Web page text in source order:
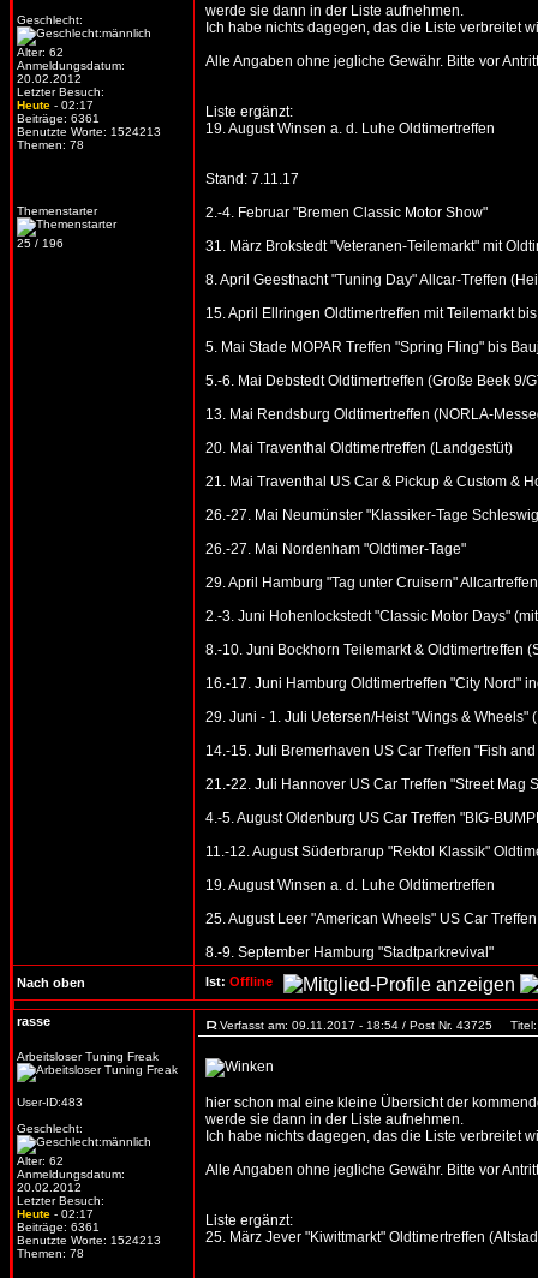
Geschlecht:
Alter: 62
Anmeldungsdatum:
20.02.2012
Letzter Besuch:
Heute - 02:17
Beiträge: 6361
Benutzte Worte: 1524213
Themen: 78
Themenstarter
25 / 196
werde sie dann in der Liste aufnehmen.
Ich habe nichts dagegen, das die Liste verbreitet
Alle Angaben ohne jegliche Gewähr. Bitte vor
Liste ergänzt:
19. August Winsen a. d. Luhe Oldtimertreffen
Stand: 7.11.17
2.-4. Februar "Bremen Classic Motor Show"
31. März Brokstedt "Veteranen-Teilemarkt" mit
8. April Geesthacht "Tuning Day" Allcar-Treffen
15. April Ellringen Oldtimertreffen mit Teilemarkt
5. Mai Stade MOPAR Treffen "Spring Fling" bis
5.-6. Mai Debstedt Oldtimertreffen (Große Beek 9/
13. Mai Rendsburg Oldtimertreffen (NORLA-
20. Mai Traventhal Oldtimertreffen (Landgestüt)
21. Mai Traventhal US Car & Pickup & Custom &
26.-27. Mai Neumünster "Klassiker-Tage
26.-27. Mai Nordenham "Oldtimer-Tage"
29. April Hamburg "Tag unter Cruisern" Allcartreffen
2.-3. Juni Hohenlockstedt "Classic Motor Days"
8.-10. Juni Bockhorn Teilemarkt & Oldtimertreffen
16.-17. Juni Hamburg Oldtimertreffen "City Nord"
29. Juni - 1. Juli Uetersen/Heist "Wings & Wheels"
14.-15. Juli Bremerhaven US Car Treffen "Fish
21.-22. Juli Hannover US Car Treffen "Street Mag
4.-5. August Oldenburg US Car Treffen "BIG-
11.-12. August Süderbrarup "Rektol Klassik"
19. August Winsen a. d. Luhe Oldtimertreffen
25. August Leer "American Wheels" US Car Treffen
8.-9. September Hamburg "Stadtparkrevival"
Nach oben Ist: Offline
rasse
Arbeitsloser Tuning Freak
User-ID:483
Geschlecht:
Alter: 62
Anmeldungsdatum:
20.02.2012
Letzter Besuch:
Heute - 02:17
Beiträge: 6361
Benutzte Worte: 1524213
Themen: 78
Verfasst am: 09.11.2017 - 18:54 / Post Nr. 43725 Titel:
hier schon mal eine kleine Übersicht der
werde sie dann in der Liste aufnehmen.
Ich habe nichts dagegen, das die Liste verbreitet
Alle Angaben ohne jegliche Gewähr. Bitte vor
Liste ergänzt:
25. März Jever "Kiwittmarkt" Oldtimertreffen